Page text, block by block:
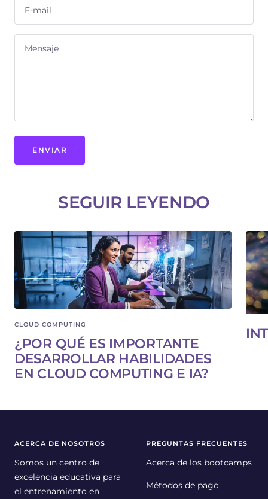
E-mail
Mensaje
ENVIAR
SEGUIR LEYENDO
CLOUD COMPUTING
¿POR QUÉ ES IMPORTANTE
DESARROLLAR HABILIDADES
EN CLOUD COMPUTING E IA?
ACERCA DE NOSOTROS
Somos un centro de
excelencia educativa para
el entrenamiento en
PREGUNTAS FRECUENTES
Acerca de los bootcamps
Métodos de pago